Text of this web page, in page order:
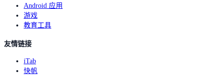
Android 应用
游戏
教育工具
友情链接
iTab
快帆